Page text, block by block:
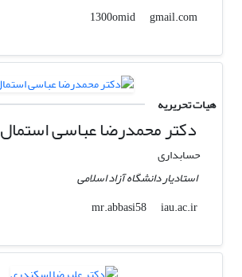
1300omid
gmail.com
هیات تحریریه
دکتر محمدرضا عباسی استمال
حسابداری
استادیار دانشگاه آزاد اسلامی
mr.abbasi58
iau.ac.ir